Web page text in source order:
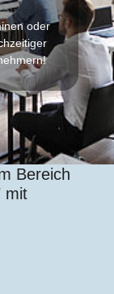
oder
Bereich
mit